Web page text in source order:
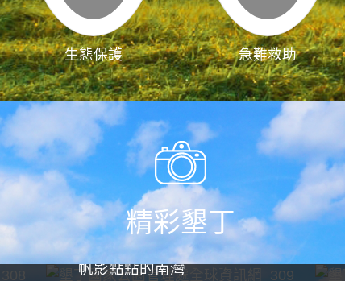
生態保護 急難救助
精彩墾丁
帆影點點的南灣